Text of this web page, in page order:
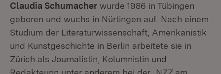
Claudia Schumacher wurde 1986 in Tübingen
geboren und wuchs in Nürtingen auf. Nach einem
Studium der Literaturwissenschaft, Amerikanistik
und Kunstgeschichte in Berlin arbeitete sie in
Zürich als Journalistin, Kolumnistin und